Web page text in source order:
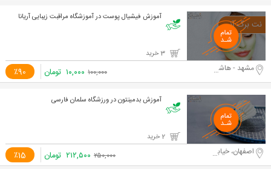
آموزش فیشیال پوست در آموزشگاه مراقبت زیبایی آریانا
٪90 مشهد - هاشمیه ۱۰۰,۰۰۰ ۱۰,۰۰۰ تومان
آموزش بدمینتون در ورزشگاه سلمان فارسی
٪15 اصفهان، خیابان سروش ۲۵۰,۰۰۰ ۲۱۲,۵۰۰ تومان